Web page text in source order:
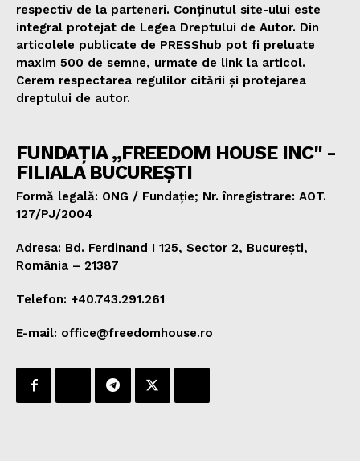
respectiv de la parteneri. Conținutul site-ului este
integral protejat de Legea Dreptului de Autor. Din
articolele publicate de PRESShub pot fi preluate
maxim 500 de semne, urmate de link la articol.
Cerem respectarea regulilor citării și protejarea
dreptului de autor.
FUNDAȚIA „FREEDOM HOUSE INC" -
FILIALA BUCUREȘTI
Formă legală: ONG / Fundație; Nr. înregistrare: AOT.
127/PJ/2004
Adresa: Bd. Ferdinand I 125, Sector 2, București,
România – 21387
Telefon: +40.743.291.261
E-mail: office@freedomhouse.ro